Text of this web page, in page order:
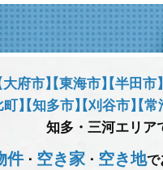
大府市】【東海市】【半田市
町】【知多市】【刈谷市】【常
知多・三河エリア
件･ 空き家 ･ 空き地で